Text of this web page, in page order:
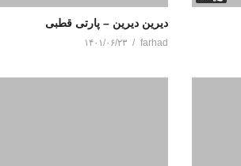
دیرین دیرین – پارتی قطبی
farhad ۱۴۰۱/۰۶/۲۳